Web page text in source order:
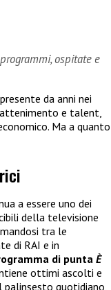
ospitate e
da anni nei
e talent,
Ma a quanto
a essere uno dei
della televisione
tra le
di RAI e in
di punta È
ottimi ascolti e
palinsesto quotidiano,